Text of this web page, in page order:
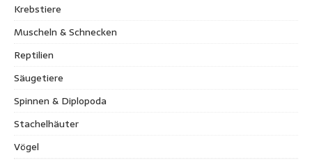
Krebstiere
Muscheln & Schnecken
Reptilien
Säugetiere
Spinnen & Diplopoda
Stachelhäuter
Vögel